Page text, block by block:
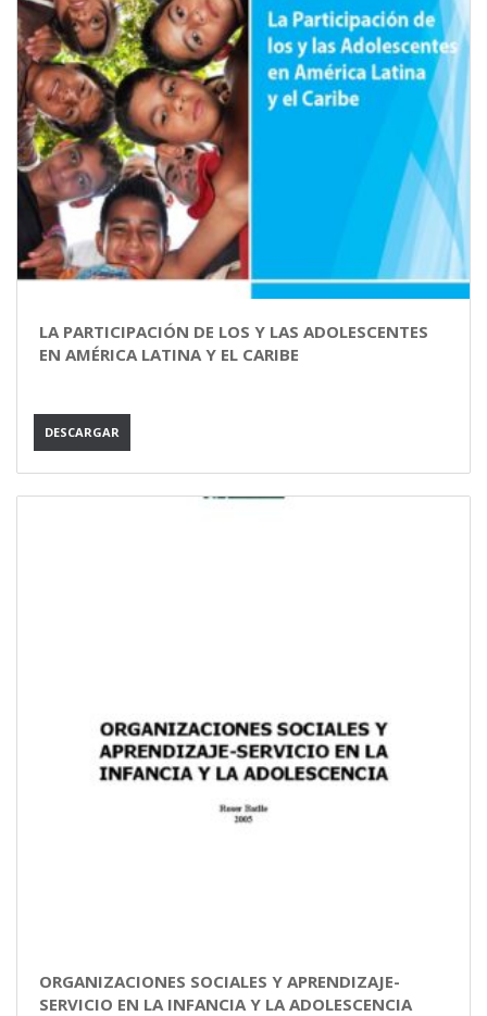
LA PARTICIPACIÓN DE LOS Y LAS ADOLESCENTES
EN AMÉRICA LATINA Y EL CARIBE
DESCARGAR
ORGANIZACIONES SOCIALES Y APRENDIZAJE-
SERVICIO EN LA INFANCIA Y LA ADOLESCENCIA